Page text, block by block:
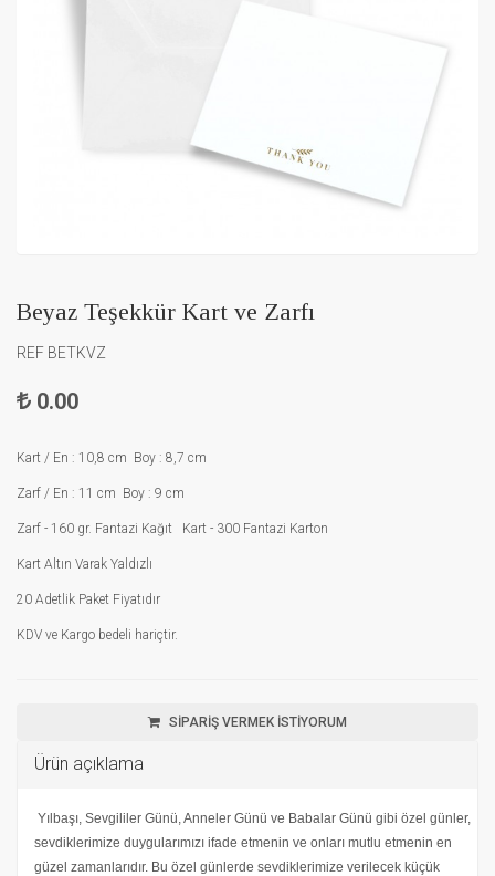
Beyaz Teşekkür Kart ve Zarfı
REF BETKVZ
0.00
Kart / En : 10,8 cm Boy : 8,7 cm
Zarf / En : 11 cm Boy : 9 cm
Zarf - 160 gr. Fantazi Kağıt Kart - 300 Fantazi Karton
Kart Altın Varak Yaldızlı
20 Adetlik Paket Fiyatıdır
KDV ve Kargo bedeli hariçtir.
SİPARİŞ VERMEK İSTİYORUM
Ürün açıklama
Yılbaşı, Sevgililer Günü, Anneler Günü ve Babalar Günü gibi özel günler,
sevdiklerimize duygularımızı ifade etmenin ve onları mutlu etmenin en
güzel zamanlarıdır. Bu özel günlerde sevdiklerimize verilecek küçük